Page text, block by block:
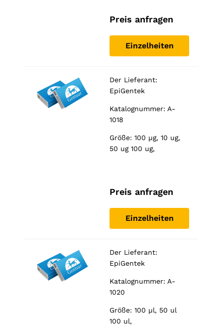
Preis anfragen
Einzelheiten
Der Lieferant:
EpiGentek
Katalognummer: A-
1018
Größe: 100 µg, 10 ug,
50 ug 100 ug,
Preis anfragen
Einzelheiten
Der Lieferant:
EpiGentek
Katalognummer: A-
1020
Größe: 100 µl, 50 ul
100 ul,